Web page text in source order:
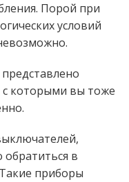
Порой при
условий
с которыми вы тоже
в
приборы